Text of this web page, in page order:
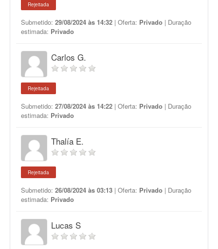
Rejeitada
Submetido: 29/08/2024 às 14:32 | Oferta: Privado | Duração
estimada: Privado
Carlos G.
Rejeitada
Submetido: 27/08/2024 às 14:22 | Oferta: Privado | Duração
estimada: Privado
Thalía E.
Rejeitada
Submetido: 26/08/2024 às 03:13 | Oferta: Privado | Duração
estimada: Privado
Lucas S